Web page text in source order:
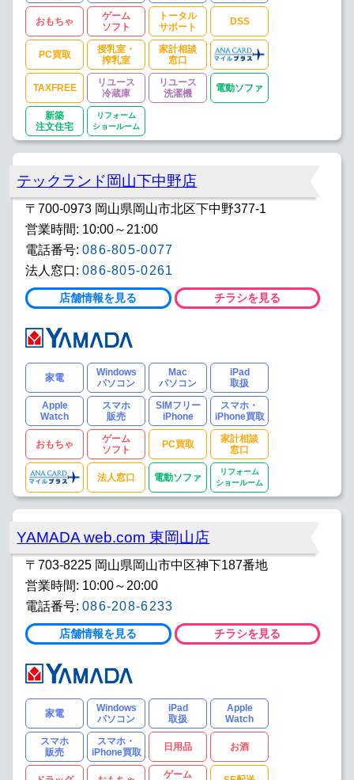
おもちゃ
ゲーム
ソフト
トータル
サポート
DSS
PC買取
授乳室・
搾乳室
家計相談
窓口
TAXFREE
リユース
冷蔵庫
リユース
洗濯機
電動ソファ
新築
注文住宅
リフォーム
ショールーム
テックランド岡山下中野店
〒700-0973 岡山県岡山市北区下中野377-1
営業時間: 10:00～21:00
電話番号: 086-805-0077
法人窓口: 086-805-0261
店舗情報を見る チラシを見る
家電
Windows
パソコン
Mac
パソコン
iPad
取扱
Apple
Watch
スマホ
販売
SIMフリー
iPhone
スマホ・
iPhone買取
おもちゃ
ゲーム
ソフト
PC買取
家計相談
窓口
法人窓口 電動ソファ
リフォーム
ショールーム
YAMADA web.com 東岡山店
〒703-8225 岡山県岡山市中区神下187番地
営業時間: 10:00～20:00
電話番号: 086-208-6233
店舗情報を見る チラシを見る
家電
Windows
パソコン
iPad
取扱
Apple
Watch
スマホ
販売
スマホ・
iPhone買取
日用品 お酒
ゲーム